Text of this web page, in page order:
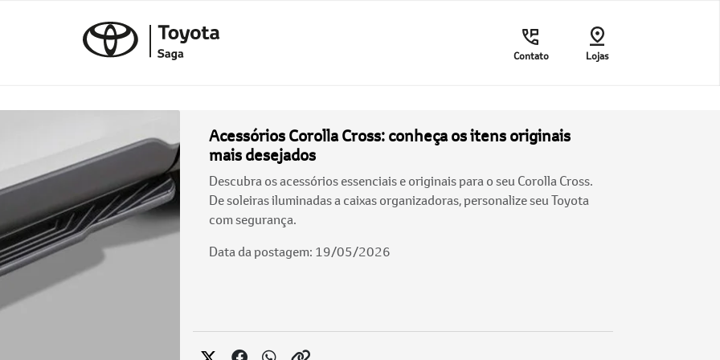
Contato Lojas
Acessórios Corolla Cross: conheça os itens originais
mais desejados
Descubra os acessórios essenciais e originais para o seu Corolla Cross.
De soleiras iluminadas a caixas organizadoras, personalize seu Toyota
com segurança.
Data da postagem: 19/05/2026